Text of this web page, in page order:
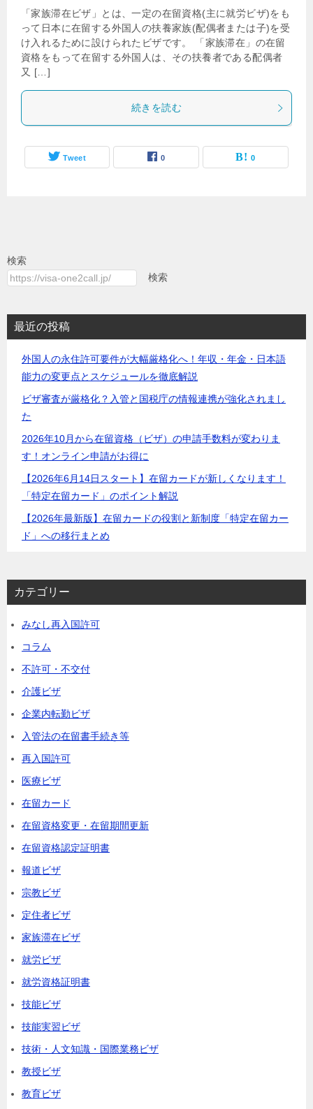
「家族滞在ビザ」とは、一定の在留資格(主に就労ビザ)をも
って日本に在留する外国人の扶養家族(配偶者または子)を受
け入れるために設けられたビザです。 「家族滞在」の在留
資格をもって在留する外国人は、その扶養者である配偶者
又 […]
続きを読む
Tweet 0 0
検索
検索
最近の投稿
外国人の永住許可要件が大幅厳格化へ！年収・年金・日本語
能力の変更点とスケジュールを徹底解説
ビザ審査が厳格化？入管と国税庁の情報連携が強化されまし
た
2026年10月から在留資格（ビザ）の申請手数料が変わりま
す！オンライン申請がお得に
【2026年6月14日スタート】在留カードが新しくなります！
「特定在留カード」のポイント解説
【2026年最新版】在留カードの役割と新制度「特定在留カー
ド」への移行まとめ
カテゴリー
みなし再入国許可
コラム
不許可・不交付
介護ビザ
企業内転勤ビザ
入管法の在留書手続き等
再入国許可
医療ビザ
在留カード
在留資格変更・在留期間更新
在留資格認定証明書
報道ビザ
宗教ビザ
定住者ビザ
家族滞在ビザ
就労ビザ
就労資格証明書
技能ビザ
技能実習ビザ
技術・人文知識・国際業務ビザ
教授ビザ
教育ビザ